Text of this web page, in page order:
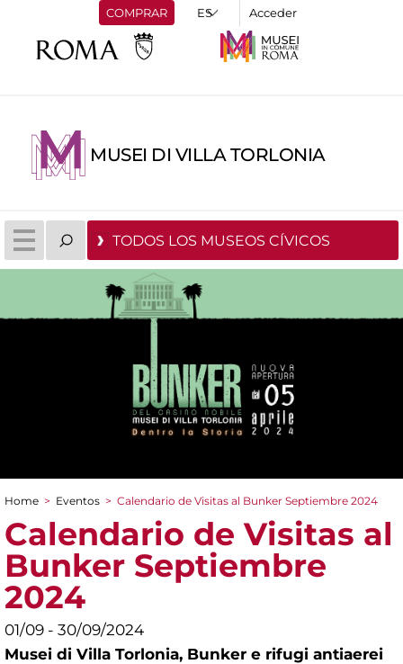
COMPRAR Acceder
MUSEI DI VILLA TORLONIA
TODOS LOS MUSEOS CÍVICOS
You are here
Home > Eventos > Calendario de Visitas al Bunker Septiembre 2024
Calendario de Visitas al
Bunker Septiembre
2024
01/09 - 30/09/2024
Musei di Villa Torlonia, Bunker e rifugi antiaerei